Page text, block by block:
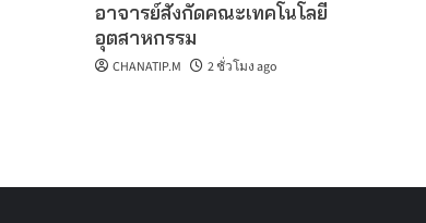
อาจารย์สังกัดคณะเทคโนโลยี
อุตสาหกรรม
CHANATIP.M 2 ชั่วโมง ago